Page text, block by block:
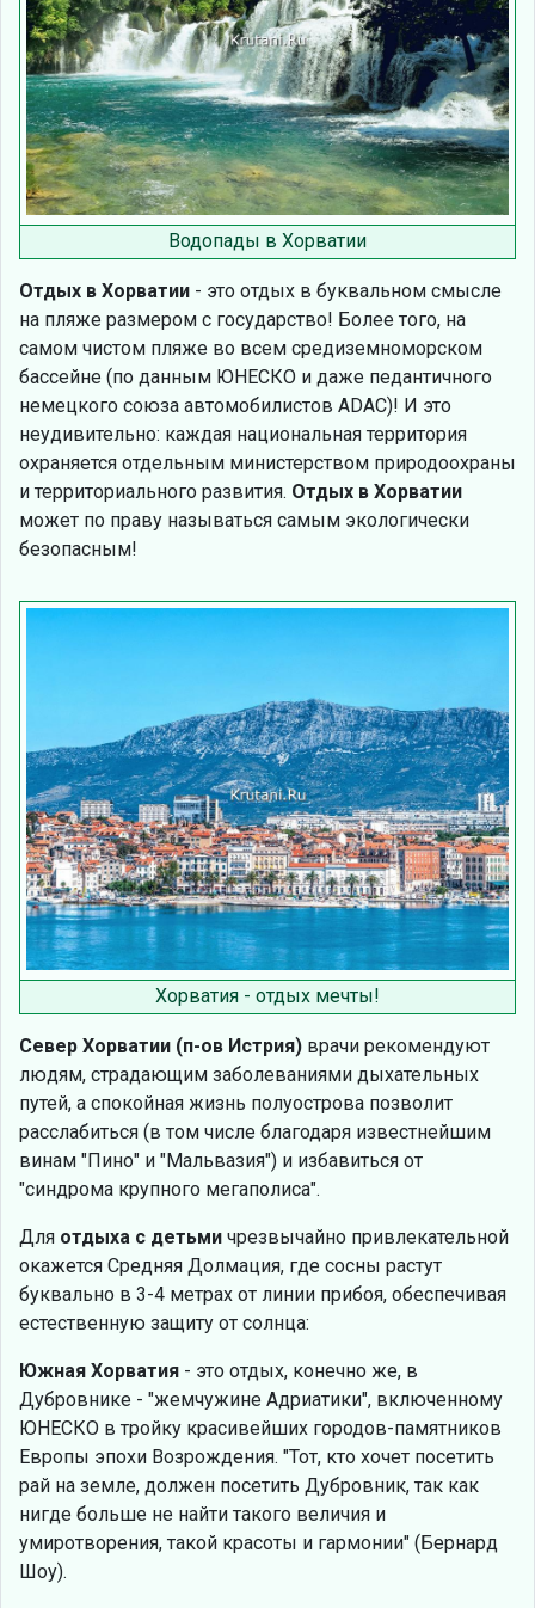
Водопады в Хорватии
Отдых в Хорватии - это отдых в буквальном смысле
на пляже размером с государство! Более того, на
самом чистом пляже во всем средиземноморском
бассейне (по данным ЮНЕСКО и даже педантичного
немецкого союза автомобилистов ADAC)! И это
неудивительно: каждая национальная территория
охраняется отдельным министерством природоохраны
и территориального развития. Отдых в Хорватии
может по праву называться самым экологически
безопасным!
Хорватия - отдых мечты!
Север Хорватии (п-ов Истрия) врачи рекомендуют
людям, страдающим заболеваниями дыхательных
путей, а спокойная жизнь полуострова позволит
расслабиться (в том числе благодаря известнейшим
винам "Пино" и "Мальвазия") и избавиться от
"синдрома крупного мегаполиса".
Для отдыха с детьми чрезвычайно привлекательной
окажется Средняя Долмация, где сосны растут
буквально в 3-4 метрах от линии прибоя, обеспечивая
естественную защиту от солнца:
Южная Хорватия - это отдых, конечно же, в
Дубровнике - "жемчужине Адриатики", включенному
ЮНЕСКО в тройку красивейших городов-памятников
Европы эпохи Возрождения. "Тот, кто хочет посетить
рай на земле, должен посетить Дубровник, так как
нигде больше не найти такого величия и
умиротворения, такой красоты и гармонии" (Бернард
Шоу).